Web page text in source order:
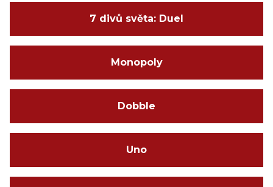
7 divů světa: Duel
Monopoly
Dobble
Uno